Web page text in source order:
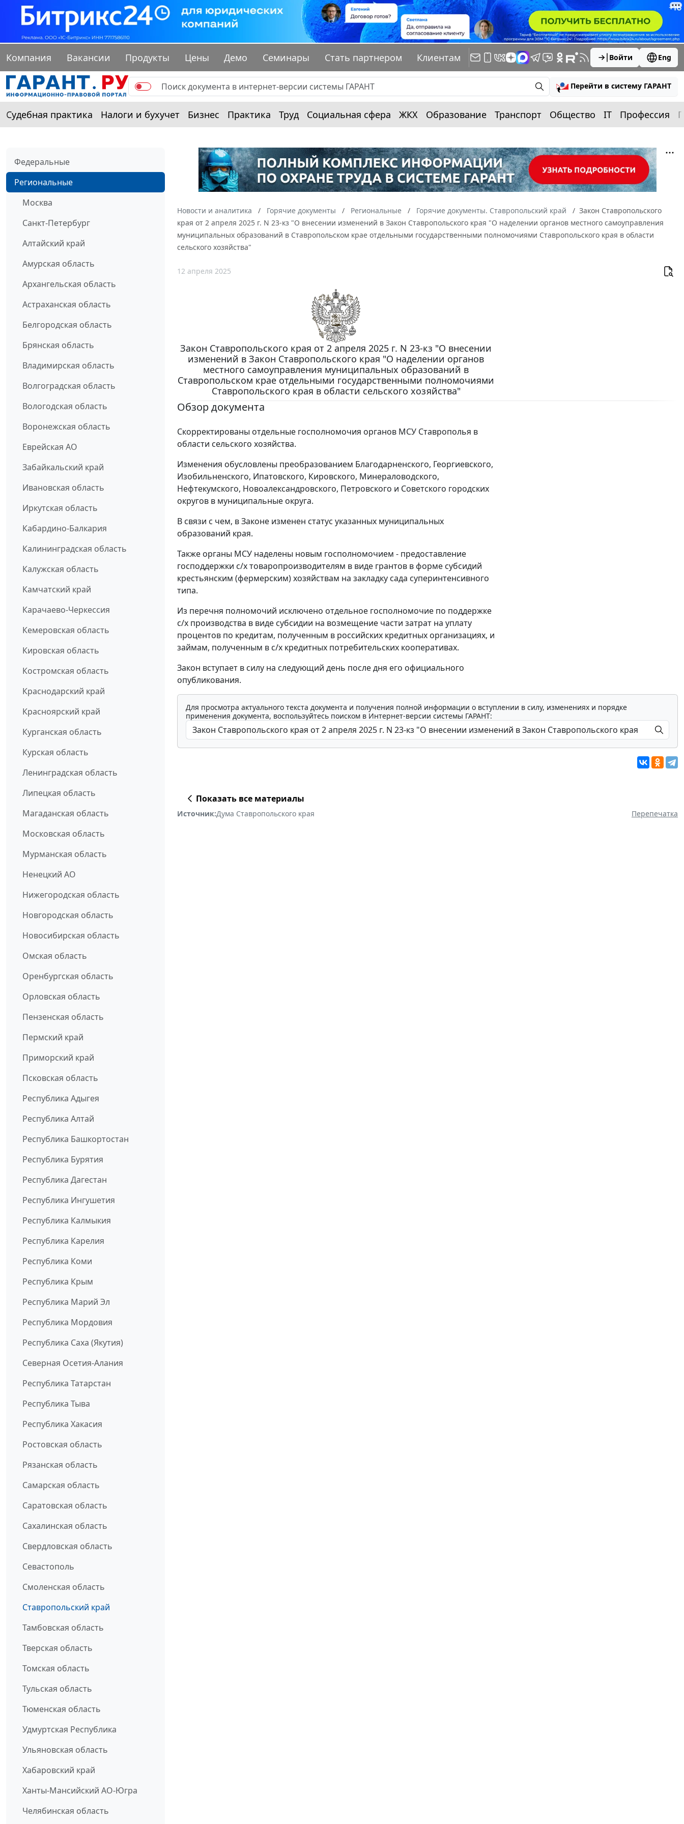
Компания Вакансии Продукты Цены Демо Семинары Стать партнером Клиентам Войти Eng
Перейти в систему ГАРАНТ
Судебная практика Налоги и бухучет Бизнес Практика Труд Социальная сфера ЖКХ Образование Транспорт Общество IT Профессия
Федеральные
Региональные
Москва
Санкт-Петербург
Алтайский край
Амурская область
Архангельская область
Астраханская область
Белгородская область
Брянская область
Владимирская область
Волгоградская область
Вологодская область
Воронежская область
Еврейская АО
Забайкальский край
Ивановская область
Иркутская область
Кабардино-Балкария
Калининградская область
Калужская область
Камчатский край
Карачаево-Черкессия
Кемеровская область
Кировская область
Костромская область
Краснодарский край
Красноярский край
Курганская область
Курская область
Ленинградская область
Липецкая область
Магаданская область
Московская область
Мурманская область
Ненецкий АО
Нижегородская область
Новгородская область
Новосибирская область
Омская область
Оренбургская область
Орловская область
Пензенская область
Пермский край
Приморский край
Псковская область
Республика Адыгея
Республика Алтай
Республика Башкортостан
Республика Бурятия
Республика Дагестан
Республика Ингушетия
Республика Калмыкия
Республика Карелия
Республика Коми
Республика Крым
Республика Марий Эл
Республика Мордовия
Республика Саха (Якутия)
Северная Осетия-Алания
Республика Татарстан
Республика Тыва
Республика Хакасия
Ростовская область
Рязанская область
Самарская область
Саратовская область
Сахалинская область
Свердловская область
Севастополь
Смоленская область
Ставропольский край
Тамбовская область
Тверская область
Томская область
Тульская область
Тюменская область
Удмуртская Республика
Ульяновская область
Хабаровский край
Ханты-Мансийский АО-Югра
Челябинская область
Новости и аналитика Горячие документы Региональные Горячие документы. Ставропольский край
Закон Ставропольского
края от 2 апреля 2025 г. N 23-кз "О внесении изменений в Закон Ставропольского края "О наделении органов местного самоуправления
муниципальных образований в Ставропольском крае отдельными государственными полномочиями Ставропольского края в области
сельского хозяйства"
12 апреля 2025
Закон Ставропольского края от 2 апреля 2025 г. N 23-кз "О внесении
изменений в Закон Ставропольского края "О наделении органов
местного самоуправления муниципальных образований в
Ставропольском крае отдельными государственными полномочиями
Ставропольского края в области сельского хозяйства"
Обзор документа
Скорректированы отдельные госполномочия органов МСУ Ставрополья в
области сельского хозяйства.
Изменения обусловлены преобразованием Благодарненского, Георгиевского,
Изобильненского, Ипатовского, Кировского, Минераловодского,
Нефтекумского, Новоалександровского, Петровского и Советского городских
округов в муниципальные округа.
В связи с чем, в Законе изменен статус указанных муниципальных
образований края.
Также органы МСУ наделены новым госполномочием - предоставление
господдержки с/х товаропроизводителям в виде грантов в форме субсидий
крестьянским (фермерским) хозяйствам на закладку сада суперинтенсивного
типа.
Из перечня полномочий исключено отдельное госполномочие по поддержке
с/х производства в виде субсидии на возмещение части затрат на уплату
процентов по кредитам, полученным в российских кредитных организациях, и
займам, полученным в с/х кредитных потребительских кооперативах.
Закон вступает в силу на следующий день после дня его официального
опубликования.
Для просмотра актуального текста документа и получения полной информации о вступлении в силу, изменениях и порядке
применения документа, воспользуйтесь поиском в Интернет-версии системы ГАРАНТ:
Показать все материалы
Источник:Дума Ставропольского края Перепечатка